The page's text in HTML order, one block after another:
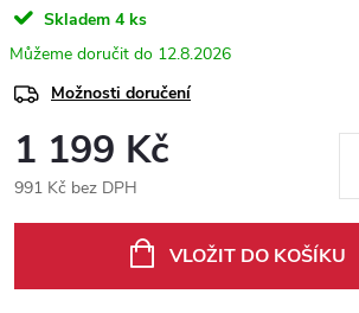
Skladem 4 ks
12.8.2026
Možnosti doručení
1 199 Kč
991 Kč bez DPH
VLOŽIT DO KOŠÍKU